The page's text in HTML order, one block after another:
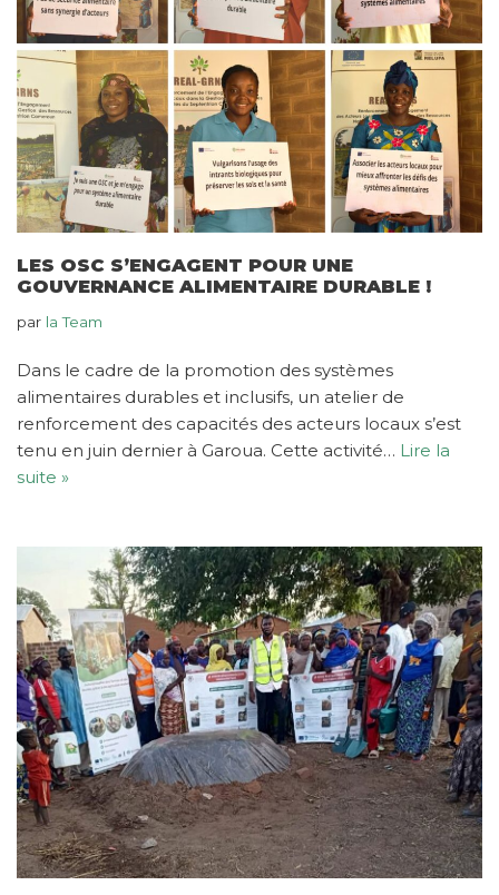
LES OSC S’ENGAGENT POUR UNE
GOUVERNANCE ALIMENTAIRE DURABLE !
par la Team
Dans le cadre de la promotion des systèmes
alimentaires durables et inclusifs, un atelier de
renforcement des capacités des acteurs locaux s’est
tenu en juin dernier à Garoua. Cette activité… Lire la
suite »